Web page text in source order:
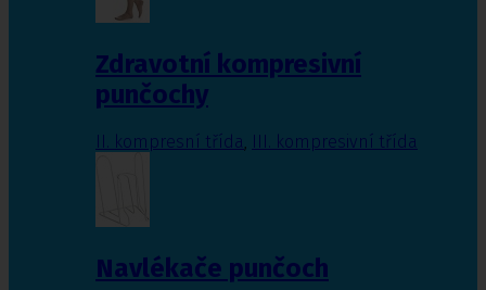
Zdravotní kompresivní
punčochy
II. kompresní třída III. kompresivní třída
Navlékače punčoch